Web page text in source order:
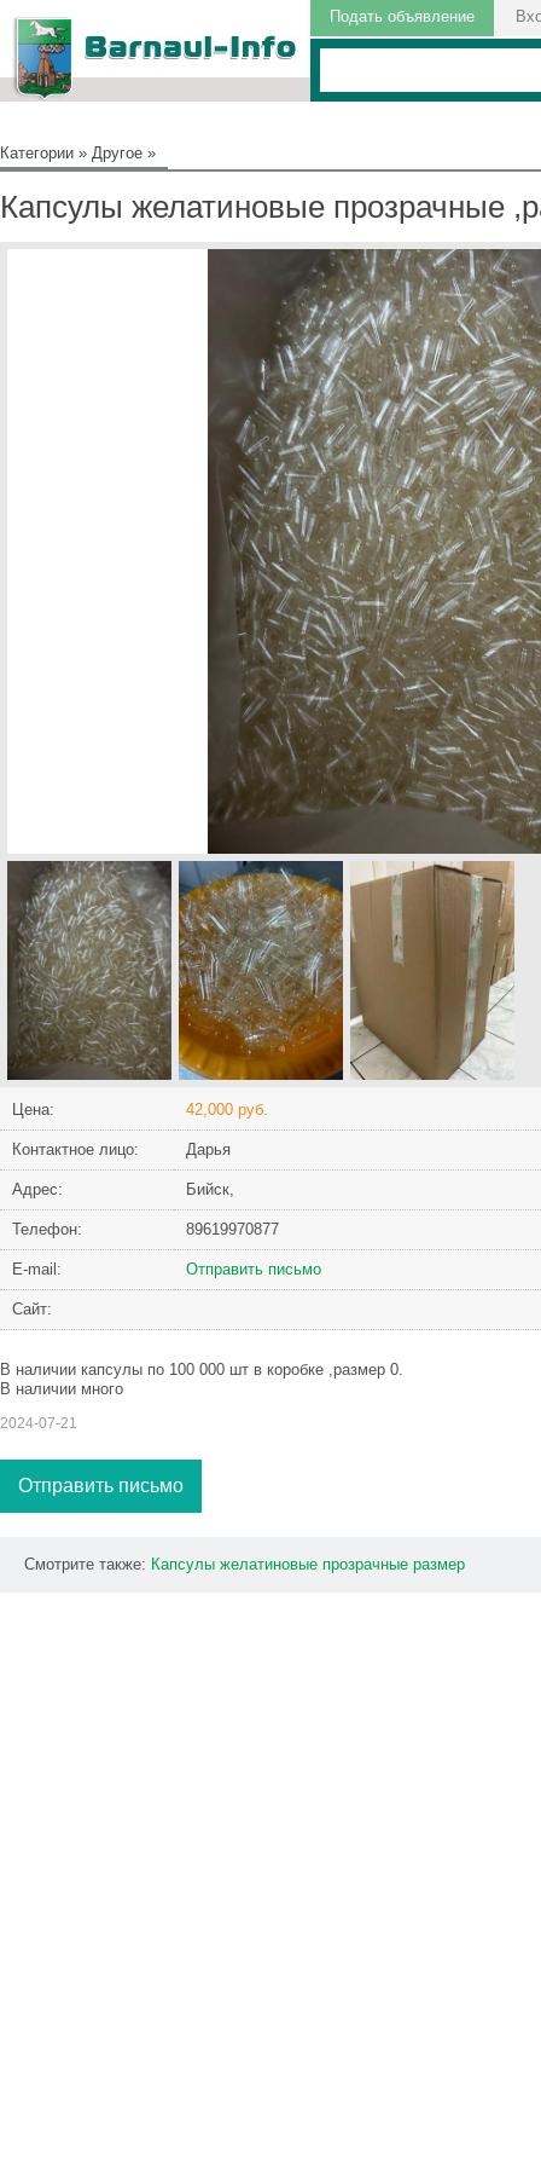
Подать объявление
Категории » Другое »
Капсулы желатиновые прозрачные
Цена: 42,000 руб.
Контактное лицо: Дарья
Адрес: Бийск,
Телефон: 89619970877
Е-mail: Отправить письмо
Сайт:
В наличии капсулы по 100 000 шт в коробке ,размер 0.
В наличии много
2024-07-21
Отправить письмо
Смотрите также: Капсулы желатиновые прозрачные размер